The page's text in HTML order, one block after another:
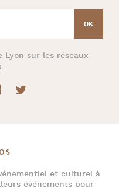
Lyon sur les réseaux
et culturel à
événements pour